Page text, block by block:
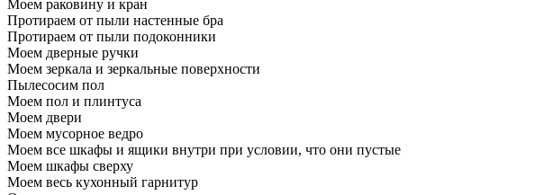
Моем раковину и кран
Протираем от пыли настенные бра
Протираем от пыли подоконники
Моем дверные ручки
Моем зеркала и зеркальные поверхности
Пылесосим пол
Моем пол и плинтуса
Моем двери
Моем мусорное ведро
Моем все шкафы и ящики внутри при условии, что они пустые
Моем шкафы сверху
Моем весь кухонный гарнитур